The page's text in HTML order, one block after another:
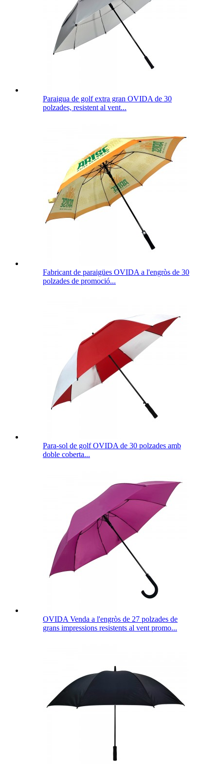
Paraigua de golf extra gran OVIDA de 30
polzades, resistent al vent...
Fabricant de paraigües OVIDA a l'engròs de 30
polzades de promoció...
Para-sol de golf OVIDA de 30 polzades amb
doble coberta...
OVIDA Venda a l'engròs de 27 polzades de
grans impressions resistents al vent promo...